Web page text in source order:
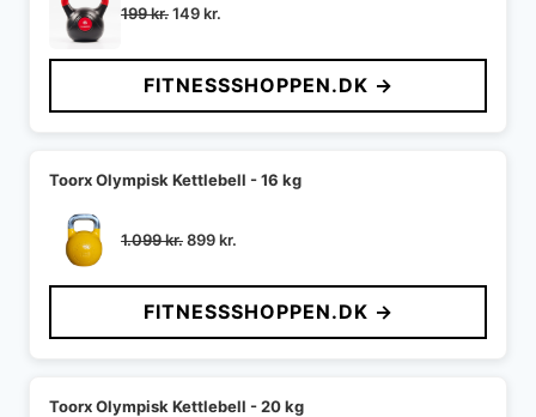
199kr.Den
pris
var:
199 kr..
149kr.
pris
er:
149 kr..
FITNESSSHOPPEN.DK →
Toorx Olympisk Kettlebell - 16 kg
1.099kr.Den
pris
var:
1.099 kr..
899kr.
pris
er:
899 kr..
FITNESSSHOPPEN.DK →
Toorx Olympisk Kettlebell - 20 kg